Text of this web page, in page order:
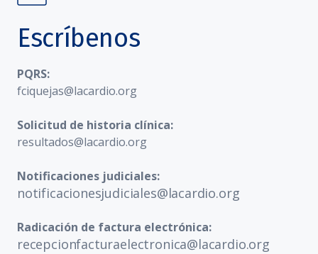
Escríbenos
PQRS:
fciquejas@lacardio.org
Solicitud de historia clínica:
resultados@lacardio.org
Notificaciones judiciales:
notificacionesjudiciales@lacardio.org
Radicación de factura electrónica:
recepcionfacturaelectronica@lacardio.org